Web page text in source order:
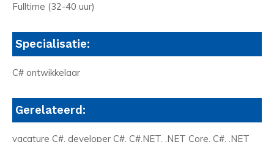
Fulltime (32-40 uur)
Specialisatie:
C# ontwikkelaar
Gerelateerd:
vacature C#, developer C#, C#.NET, .NET Core, C#, .NET